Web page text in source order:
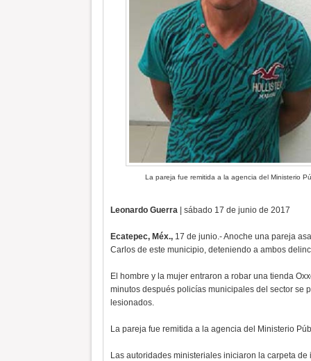
La pareja fue remitida a la agencia del Ministerio
Leonardo Guerra| sábado 17 de junio de 2017
Ecatepec, Méx.,17 de junio.- Anoche una pareja
Carlos de este municipio, deteniendo a ambos
El hombre y la mujer entraron a robar una tienda
minutos después policías municipales del sector se
lesionados.
La pareja fue remitida a la agencia del Ministerio
Las autoridades ministeriales iniciaron la carpeta